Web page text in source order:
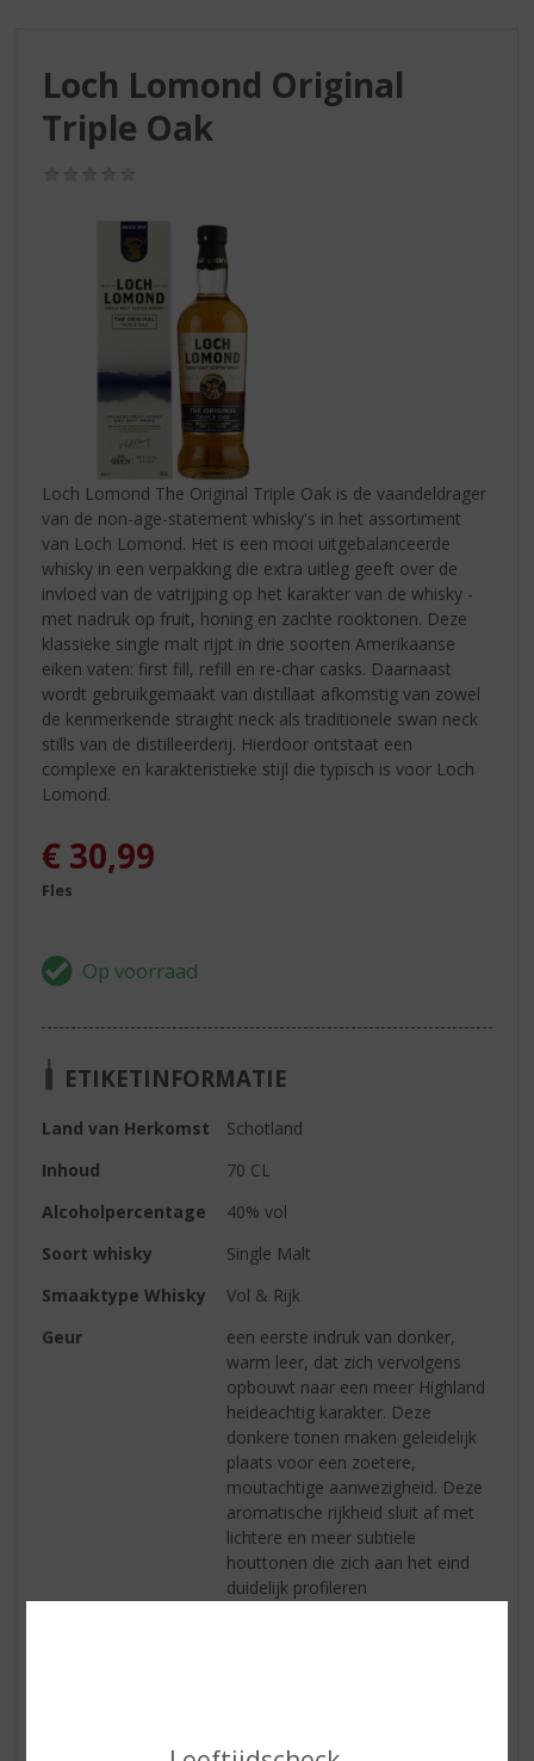
Loch Lomond Original
Triple Oak
Loch Lomond The Original Triple Oak is de vaandeldrager
van de non-age-statement whisky's in het assortiment
van Loch Lomond. Het is een mooi uitgebalanceerde
whisky in een verpakking die extra uitleg geeft over de
invloed van de vatrijping op het karakter van de whisky -
met nadruk op fruit, honing en zachte rooktonen. Deze
klassieke single malt rijpt in drie soorten Amerikaanse
eiken vaten: first fill, refill en re-char casks. Daarnaast
wordt gebruikgemaakt van distillaat afkomstig van zowel
de kenmerkende straight neck als traditionele swan neck
stills van de distilleerderij. Hierdoor ontstaat een
complexe en karakteristieke stijl die typisch is voor Loch
Lomond.
€ 30,99
Fles
ETIKETINFORMATIE
Land van Herkomst
Schotland
Inhoud
70 CL
Alcoholpercentage
40% vol
Soort whisky
Single Malt
Smaaktype Whisky
Vol & Rijk
Geur
een eerste indruk van donker,
warm leer, dat zich vervolgens
opbouwt naar een meer Highland
heideachtig karakter. Deze
donkere tonen maken geleidelijk
plaats voor een zoetere,
moutachtige aanwezigheid. Deze
aromatische rijkheid sluit af met
lichtere en meer subtiele
houttonen die zich aan het eind
duidelijk profileren
sprake van een uitgesproken